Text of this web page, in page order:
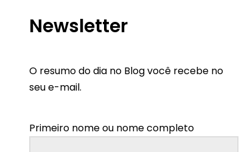
Newsletter
O resumo do dia no Blog você recebe no
seu e-mail.
Primeiro nome ou nome completo